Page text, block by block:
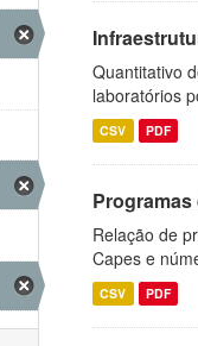
Quantitativo
laboratórios
CSV PDF
Relação de
Capes e
CSV PDF